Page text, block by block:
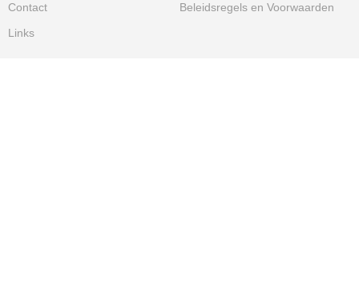
Contact
Beleidsregels en Voorwaarden
Links